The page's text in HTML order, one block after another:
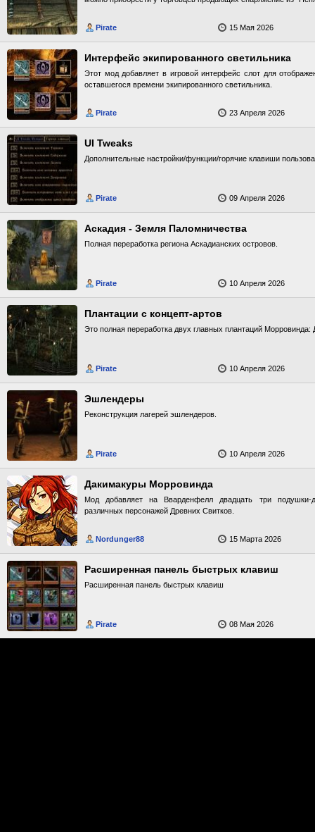
Pirate 15 Мая 2026
Интерфейс экипированного светильника
Этот мод добавляет в игровой интерфейс слот для
оставшегося времени экипированного светильника.
Pirate 23 Апреля 2026
UI Tweaks
Дополнительные настройки/функции/горячие клавиши
Pirate 09 Апреля 2026
Аскадия - Земля Паломничества
Полная переработка региона Аскадианских островов.
Pirate 10 Апреля 2026
Плантации с концепт-артов
Это полная переработка двух главных плантаций Морровинда:
Pirate 10 Апреля 2026
Эшлендеры
Реконструкция лагерей эшлендеров.
Pirate 10 Апреля 2026
Дакимакуры Морровинда
Мод добавляет на Вварденфелл двадцать три подушки-
различных персонажей Древних Свитков.
Nordunger88 15 Марта 2026
Расширенная панель быстрых клавиш
Расширенная панель быстрых клавиш
Pirate 08 Мая 2026